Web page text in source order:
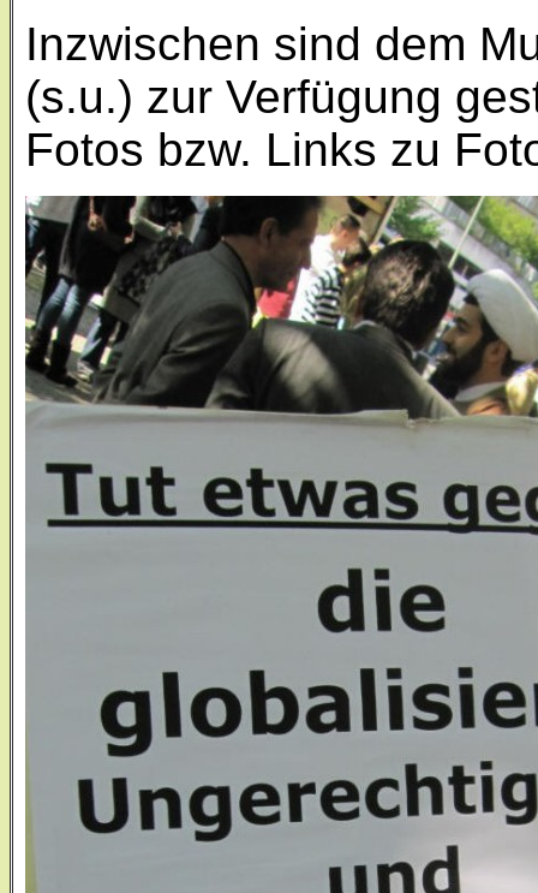
Inzwischen sind dem
(s.u.) zur Verfügung
Fotos bzw. Links zu